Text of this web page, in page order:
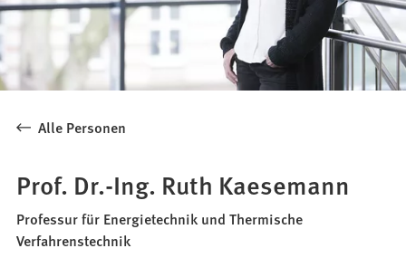
Alle Personen
Prof. Dr.-Ing. Ruth Kaesemann
Professur für Energietechnik und Thermische
Verfahrenstechnik